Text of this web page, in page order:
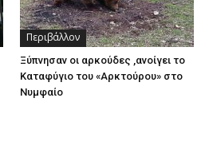
Περιβάλλον
Ξύπνησαν οι αρκούδες ,ανοίγει το
Καταφύγιο του «Αρκτούρου» στο
Νυμφαίο